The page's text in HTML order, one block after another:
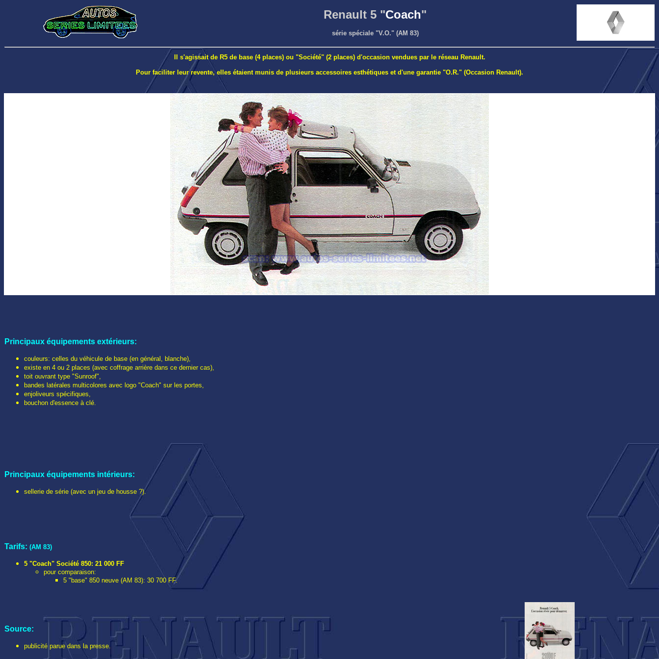
Renault 5 "Coach"
série spéciale "V.O." (AM 83)
Il s'agissait de R5 de base (4 places) ou "Société" (2 places) d'occasion vendues par le réseau Renault.
Pour faciliter leur revente, elles étaient munis de plusieurs accessoires esthétiques et d'une garantie "O.R." (Occasion Renault).
Principaux équipements extérieurs:
couleurs: celles du véhicule de base (en général, blanche),
existe en 4 ou 2 places (avec coffrage arrière dans ce dernier cas),
toit ouvrant type "Sunroof",
bandes latérales multicolores avec logo "Coach" sur les portes,
enjoliveurs spécifiques,
bouchon d'essence à clé.
Principaux équipements intérieurs:
sellerie de série (avec un jeu de housse ?).
Tarifs: (AM 83)
5 "Coach" Société 850: 21 000 FF
pour comparaison:
5 "base" 850 neuve (AM 83): 30 700 FF.
Source:
publicité parue dans la presse.